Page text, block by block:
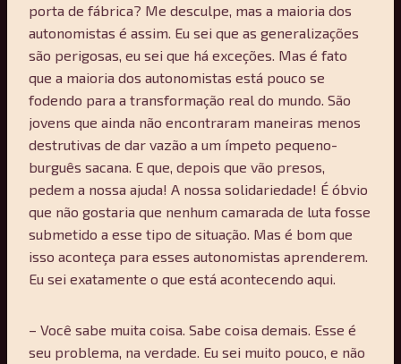
porta de fábrica? Me desculpe, mas a maioria dos
autonomistas é assim. Eu sei que as generalizações
são perigosas, eu sei que há exceções. Mas é fato
que a maioria dos autonomistas está pouco se
fodendo para a transformação real do mundo. São
jovens que ainda não encontraram maneiras menos
destrutivas de dar vazão a um ímpeto pequeno-
burguês sacana. E que, depois que vão presos,
pedem a nossa ajuda! A nossa solidariedade! É óbvio
que não gostaria que nenhum camarada de luta fosse
submetido a esse tipo de situação. Mas é bom que
isso aconteça para esses autonomistas aprenderem.
Eu sei exatamente o que está acontecendo aqui.
– Você sabe muita coisa. Sabe coisa demais. Esse é
seu problema, na verdade. Eu sei muito pouco, e não